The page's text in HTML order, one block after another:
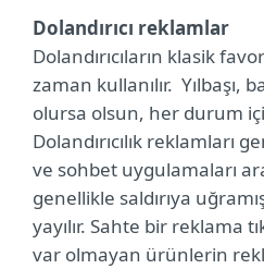
Dolandırıcı reklamlar
Dolandırıcıların klasik
zaman kullanılır. Yılbaşı,
olursa olsun, her durum
Dolandırıcılık reklamları
ve sohbet uygulamaları
genellikle saldırıya
yayılır. Sahte bir reklama
var olmayan ürünlerin